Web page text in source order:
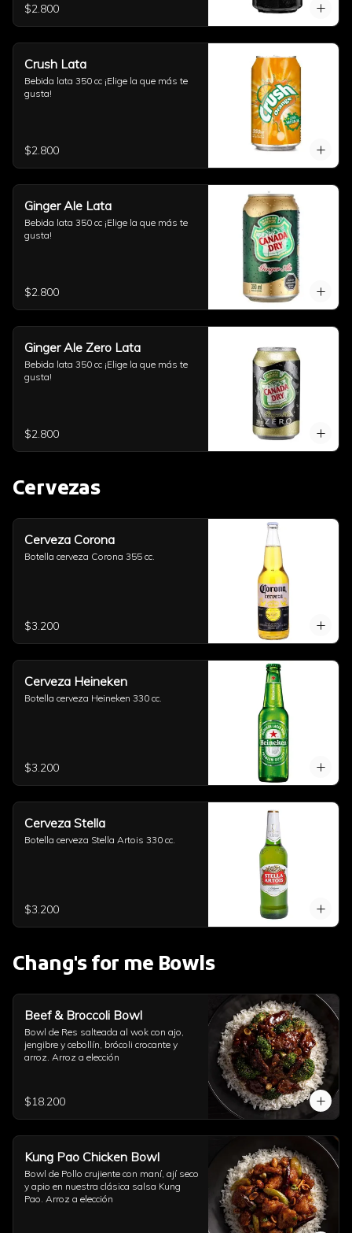
$2.800
Crush Lata
Bebida lata 350 cc ¡Elige la que más te
gusta!
$2.800
Ginger Ale Lata
Bebida lata 350 cc ¡Elige la que más te
gusta!
$2.800
Ginger Ale Zero Lata
Bebida lata 350 cc ¡Elige la que más te
gusta!
$2.800
Cervezas
Cerveza Corona
Botella cerveza Corona 355 cc.
$3.200
Cerveza Heineken
Botella cerveza Heineken 330 cc.
$3.200
Cerveza Stella
Botella cerveza Stella Artois 330 cc.
$3.200
Chang's for me Bowls
Beef & Broccoli Bowl
Bowl de Res salteada al wok con ajo,
jengibre y cebollín, brócoli crocante y
arroz. Arroz a elección
$18.200
Kung Pao Chicken Bowl
Bowl de Pollo crujiente con maní, ají seco
y apio en nuestra clásica salsa Kung
Pao. Arroz a elección